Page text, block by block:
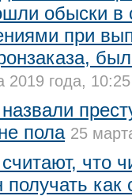
обыски в
при
2019 года, 10:25
пола 25
что
получать как